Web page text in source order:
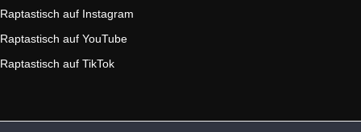
Raptastisch auf Instagram
Raptastisch auf YouTube
Raptastisch auf TikTok